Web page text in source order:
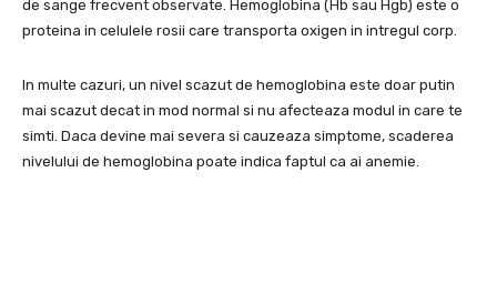
de sange frecvent observate. Hemoglobina (Hb sau Hgb) este o
proteina in celulele rosii care transporta oxigen in intregul corp.
In multe cazuri, un nivel scazut de hemoglobina este doar putin
mai scazut decat in ​​mod normal si nu afecteaza modul in care te
simti. Daca devine mai severa si cauzeaza simptome, scaderea
nivelului de hemoglobina poate indica faptul ca ai anemie.